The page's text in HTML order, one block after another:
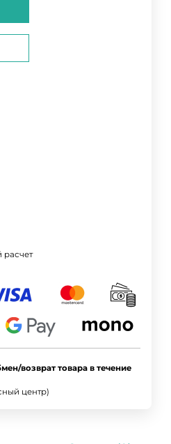
возврат товара в течение
центр)